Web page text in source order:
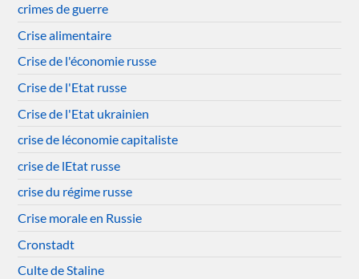
crimes de guerre
Crise alimentaire
Crise de l'économie russe
Crise de l'Etat russe
Crise de l'Etat ukrainien
crise de léconomie capitaliste
crise de lEtat russe
crise du régime russe
Crise morale en Russie
Cronstadt
Culte de Staline